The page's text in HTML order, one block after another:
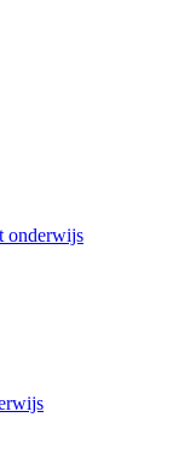
onderwijs